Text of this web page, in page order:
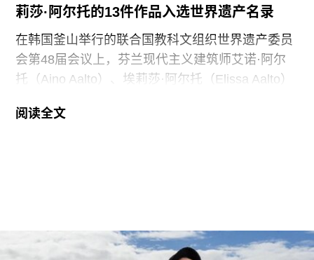
莉莎·阿尔托的13件作品入选世界遗产名录
在韩国釜山举行的联合国教科文组织世界遗产委员
会第48届会议上，芬兰现代主义建筑师艾诺·阿尔
托（Aino Aalto）、埃莉莎·阿尔托（Elissa Aalto）
列入世界遗产名录。这组统称为“阿尔托作品”
空间，涵盖住宅、公共、市政、社区及文化建筑。
根据联合国教科文组织的说明，这些作品展现了“以
阅读全文